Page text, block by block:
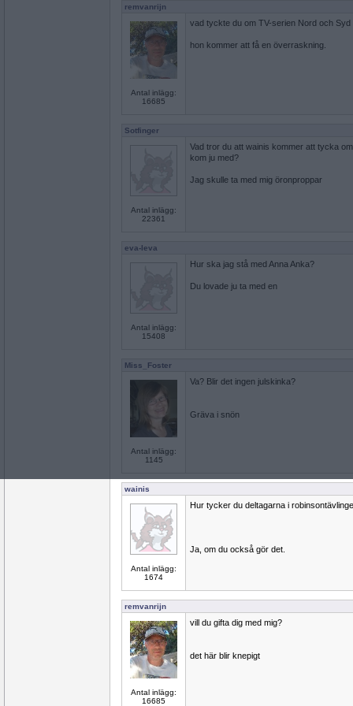
remvanrijn
Antal inlägg:
16685
vad tyckte du om TV-serien Nord och Syd
hon kommer att få en överraskning.
Sotfinger
Antal inlägg:
22361
Vad tror du att wainis kommer att tycka
kom ju med?
Jag skulle ta med mig öronproppar
eva-leva
Antal inlägg:
15408
Hur ska jag stå med Anna Anka?
Du lovade ju ta med en
Miss_Foster
Antal inlägg:
1145
Va? Blir det ingen julskinka?
Gräva i snön
wainis
Antal inlägg:
1674
Hur tycker du deltagarna i
Ja, om du också gör det.
remvanrijn
Antal inlägg:
16685
vill du gifta dig med mig?
det här blir knepigt